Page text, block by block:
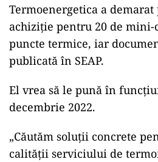
Termoenergetica a demarat
achiziție pentru 20 de
puncte termice, iar
publicată în SEAP.
El vrea să le pună în
decembrie 2022.
„Căutăm soluții concrete
calității serviciului de